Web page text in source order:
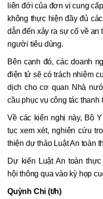
liên đới của đơn vị cung
không thực hiện đầy đủ
dẫn đến xảy ra sự cố về an
người tiêu dùng.
Bên cạnh đó, các doanh
điện tử sẽ có trách nhiệm
dịch cho cơ quan Nhà
cầu phục vụ công tác thanh
Về các kiến nghị này, Bộ
tục xem xét, nghiên cứu
thiện dự thảo Luật An toàn
Dự kiến Luật An toàn
hội thông qua vào kỳ họp
Quỳnh Chi (t/h)